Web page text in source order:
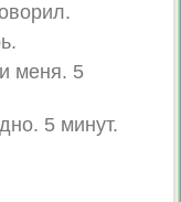
меня. 5
5 минут.